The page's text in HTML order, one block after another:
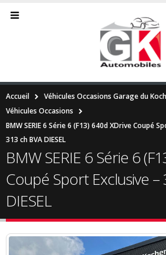
Accueil
Véhicules Occasions Garage du
Véhicules Occasions
BMW SERIE 6 Série 6 (F13) 640d XDrive Coupé
313 ch BVA DIESEL
BMW SERIE 6 Série 6
Coupé Sport Exclusive –
DIESEL